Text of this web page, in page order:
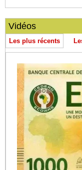
Vidéos
Les plus récents